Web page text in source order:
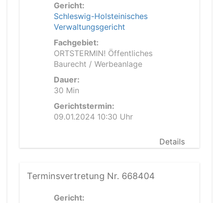
Gericht:
Schleswig-Holsteinisches
Verwaltungsgericht
Fachgebiet:
ORTSTERMIN! Öffentliches
Baurecht / Werbeanlage
Dauer:
30 Min
Gerichtstermin:
09.01.2024 10:30 Uhr
Details
Terminsvertretung Nr. 668404
Gericht: